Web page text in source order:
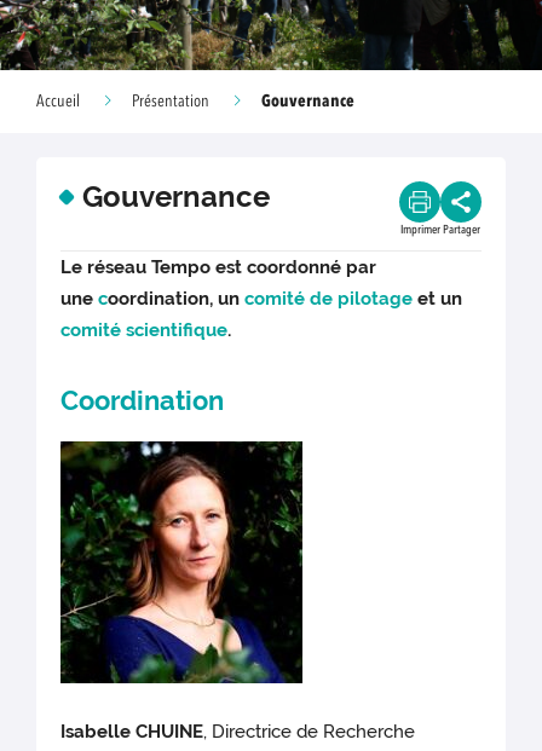
Accueil Présentation Gouvernance
Gouvernance
Imprimer Partager
Le réseau Tempo est coordonné par
unecoordination, un comité de pilotage et un
comité scientifique.
Coordination
Isabelle CHUINE, Directrice de Recherche